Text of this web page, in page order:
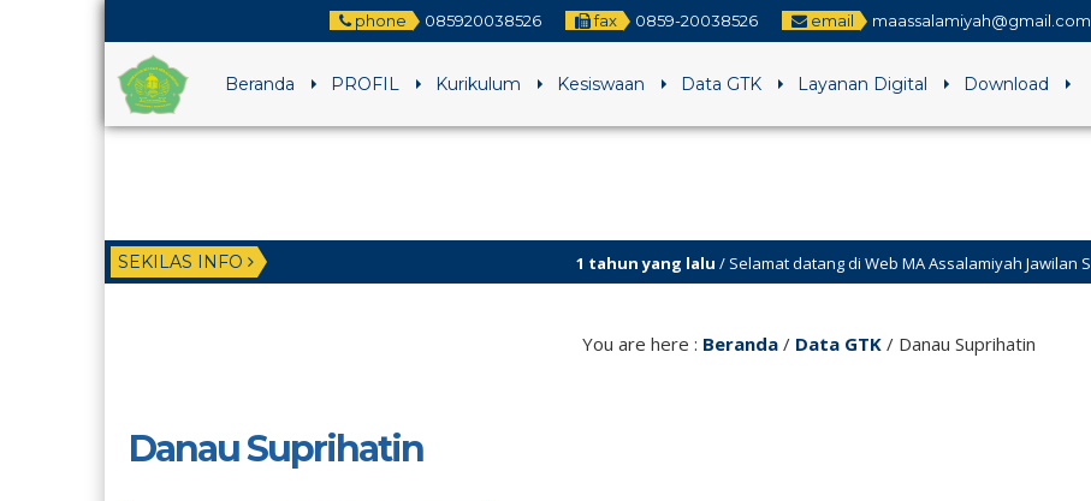
phone 085920038526 fax 0859-20038526 email maassalamiyah@gmail.com
Beranda PROFIL Kurikulum Kesiswaan Data GTK Layanan Digital Download
SEKILAS INFO 1 tahun yang lalu/ Selamat datang di Web MA Assalamiyah Jawilan Serang
You are here : Beranda/ Data GTK/ Danau Suprihatin
Danau Suprihatin